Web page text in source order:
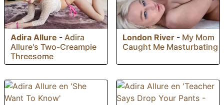
Adira Allure - Adira
Allure's Two-Creampie
Threesome
London River - My Mom
Caught Me Masturbating